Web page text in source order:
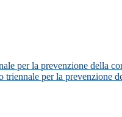
per la prevenzione della
triennale per la prevenzione